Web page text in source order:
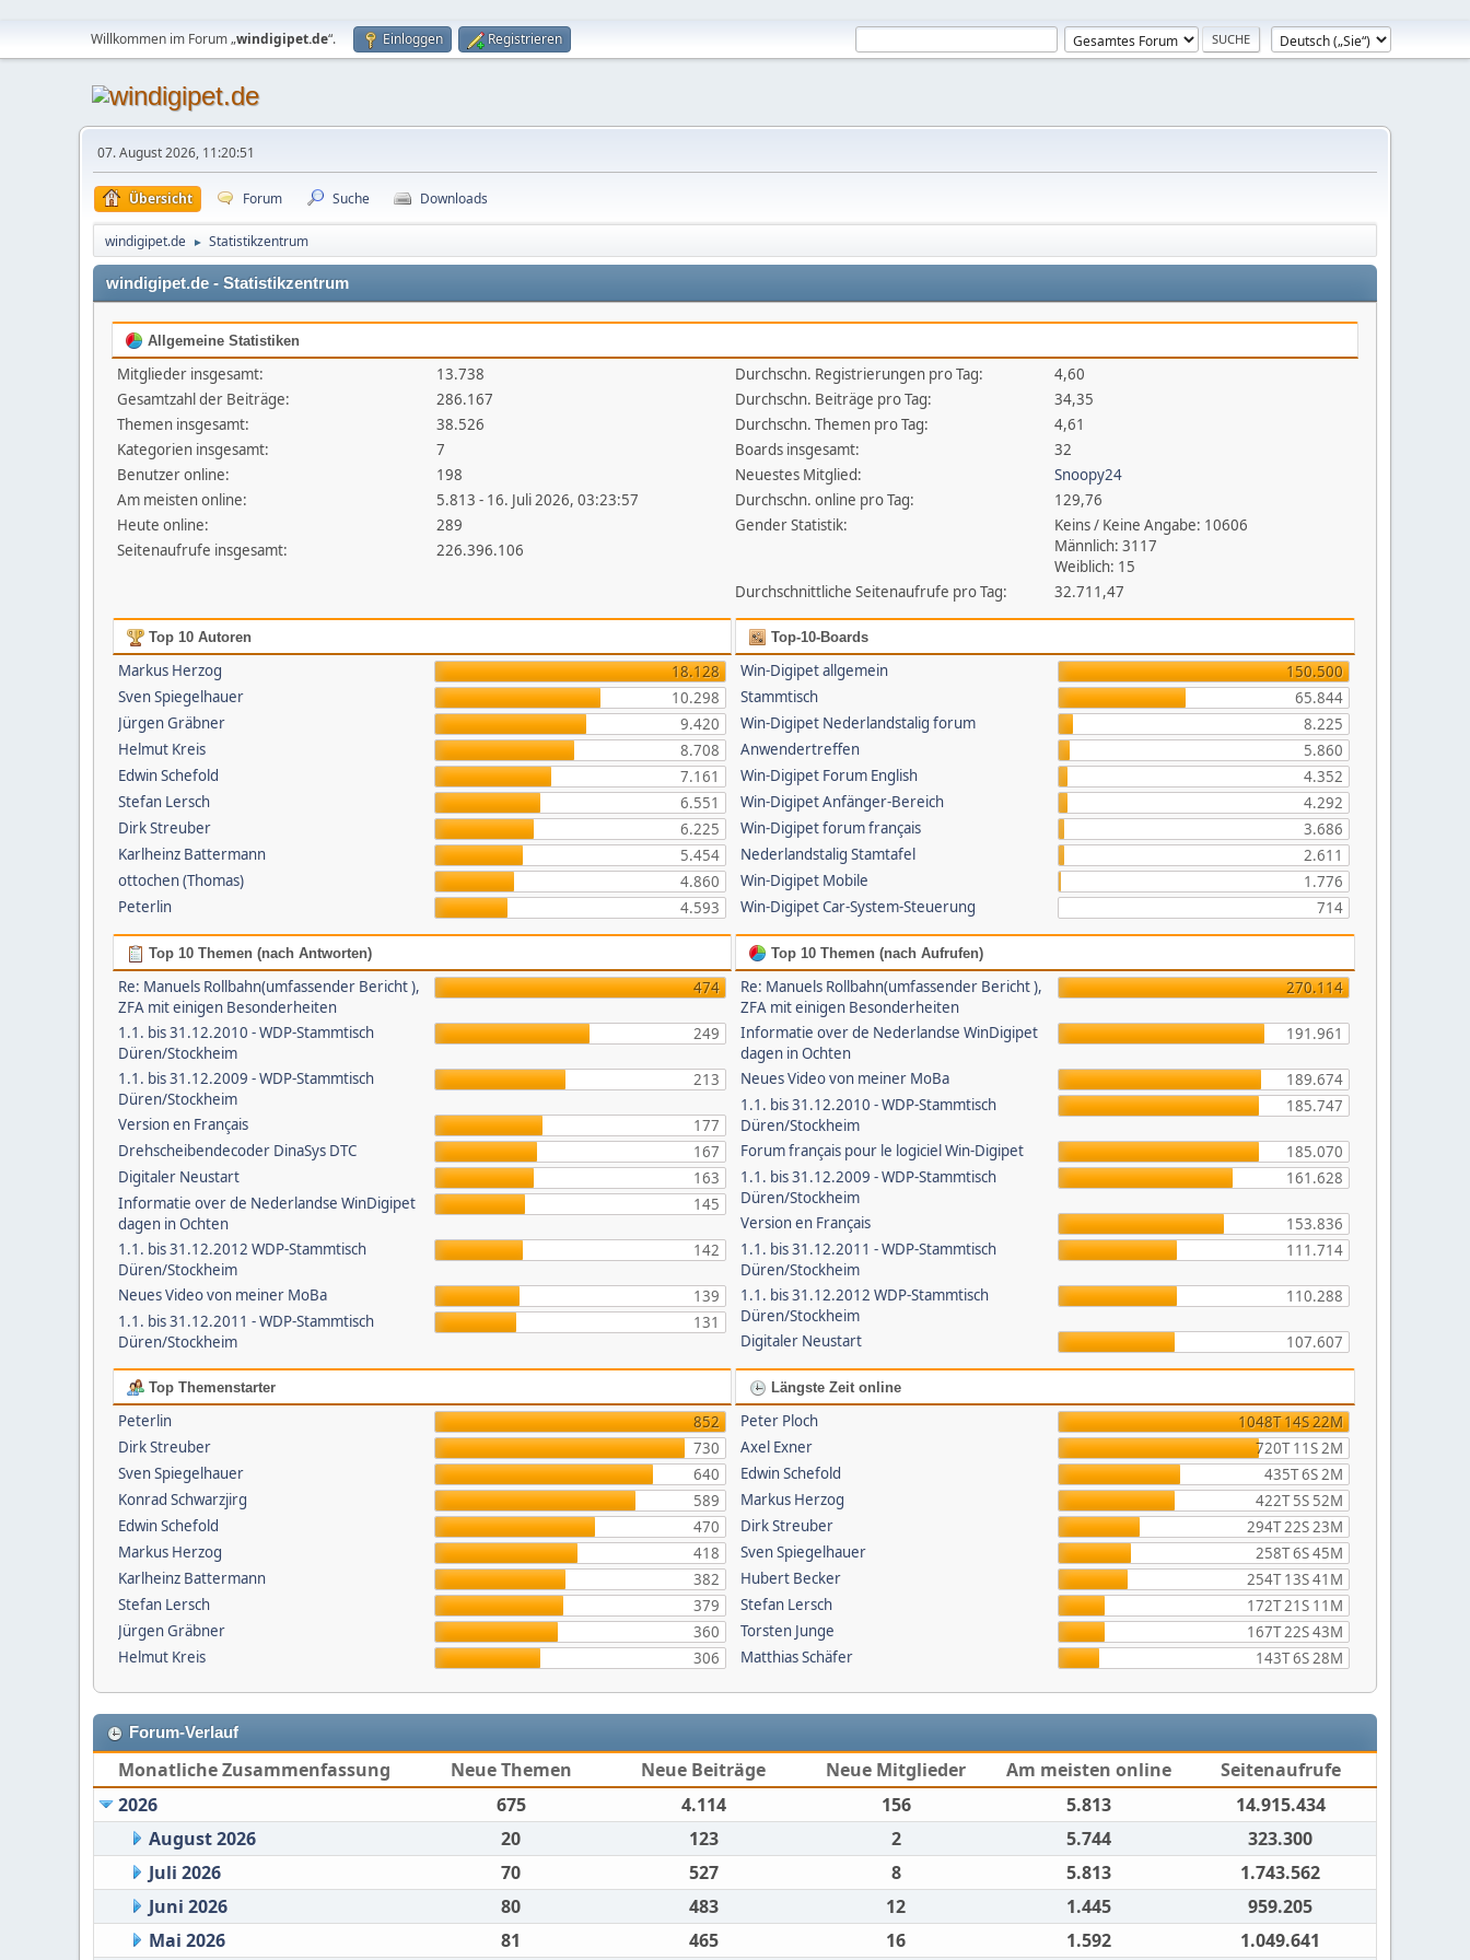
Willkommen im Forum „windigipet.de“. Einloggen Registrieren
07. August 2026, 11:20:51
Übersicht Forum Suche Downloads
windigipet.de ► Statistikzentrum
windigipet.de - Statistikzentrum
Allgemeine Statistiken
Mitglieder insgesamt:
13.738
Gesamtzahl der Beiträge:
286.167
Themen insgesamt:
38.526
Kategorien insgesamt:
7
Benutzer online:
198
Am meisten online:
5.813 - 16. Juli 2026, 03:23:57
Heute online:
289
Seitenaufrufe insgesamt:
226.396.106
Durchschn. Registrierungen pro Tag:
4,60
Durchschn. Beiträge pro Tag:
34,35
Durchschn. Themen pro Tag:
4,61
Boards insgesamt:
32
Neuestes Mitglied:
Snoopy24
Durchschn. online pro Tag:
129,76
Gender Statistik:
Keins / Keine Angabe: 10606
Männlich: 3117
Weiblich: 15
Durchschnittliche Seitenaufrufe pro Tag:
32.711,47
Top 10 Autoren
Markus Herzog
18.128
Sven Spiegelhauer
10.298
Jürgen Gräbner
9.420
Helmut Kreis
8.708
Edwin Schefold
7.161
Stefan Lersch
6.551
Dirk Streuber
6.225
Karlheinz Battermann
5.454
ottochen (Thomas)
4.860
Peterlin
4.593
Top-10-Boards
Win-Digipet allgemein
150.500
Stammtisch
65.844
Win-Digipet Nederlandstalig forum
8.225
Anwendertreffen
5.860
Win-Digipet Forum English
4.352
Win-Digipet Anfänger-Bereich
4.292
Win-Digipet forum français
3.686
Nederlandstalig Stamtafel
2.611
Win-Digipet Mobile
1.776
Win-Digipet Car-System-Steuerung
714
Top 10 Themen (nach Antworten)
Re: Manuels Rollbahn(umfassender Bericht ),
ZFA mit einigen Besonderheiten
474
1.1. bis 31.12.2010 - WDP-Stammtisch
Düren/Stockheim
249
1.1. bis 31.12.2009 - WDP-Stammtisch
Düren/Stockheim
213
Version en Français
177
Drehscheibendecoder DinaSys DTC
167
Digitaler Neustart
163
Informatie over de Nederlandse WinDigipet
dagen in Ochten
145
1.1. bis 31.12.2012 WDP-Stammtisch
Düren/Stockheim
142
Neues Video von meiner MoBa
139
1.1. bis 31.12.2011 - WDP-Stammtisch
Düren/Stockheim
131
Top 10 Themen (nach Aufrufen)
Re: Manuels Rollbahn(umfassender Bericht ),
ZFA mit einigen Besonderheiten
270.114
Informatie over de Nederlandse WinDigipet
dagen in Ochten
191.961
Neues Video von meiner MoBa
189.674
1.1. bis 31.12.2010 - WDP-Stammtisch
Düren/Stockheim
185.747
Forum français pour le logiciel Win-Digipet
185.070
1.1. bis 31.12.2009 - WDP-Stammtisch
Düren/Stockheim
161.628
Version en Français
153.836
1.1. bis 31.12.2011 - WDP-Stammtisch
Düren/Stockheim
111.714
1.1. bis 31.12.2012 WDP-Stammtisch
Düren/Stockheim
110.288
Digitaler Neustart 107.607
Top Themenstarter
Peterlin
852
Dirk Streuber
730
Sven Spiegelhauer
640
Konrad Schwarzjirg
589
Edwin Schefold
470
Markus Herzog
418
Karlheinz Battermann
382
Stefan Lersch
379
Jürgen Gräbner
360
Helmut Kreis
306
Längste Zeit online
Peter Ploch
1048T 14S 22M
Axel Exner
720T 11S 2M
Edwin Schefold
435T 6S 2M
Markus Herzog
422T 5S 52M
Dirk Streuber
294T 22S 23M
Sven Spiegelhauer
258T 6S 45M
Hubert Becker
254T 13S 41M
Stefan Lersch
172T 21S 11M
Torsten Junge
167T 22S 43M
Matthias Schäfer
143T 6S 28M
Forum-Verlauf
Monatliche Zusammenfassung Neue Themen Neue Beiträge Neue Mitglieder Am meisten online
Seitenaufrufe
2026
675 4.114 156 5.813
14.915.434
August 2026
20 123 2 5.744
323.300
Juli 2026
70 527 8 5.813
1.743.562
Juni 2026
80 483 12 1.445
959.205
Mai 2026
81 465 16 1.592 1.049.641